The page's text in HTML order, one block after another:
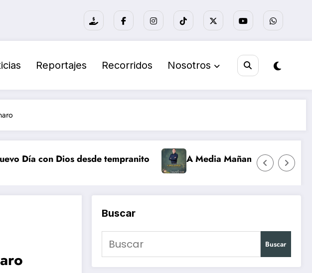
Reportajes Recorridos Nosotros
Día con Dios desde tempranito A Media Mañana Nuevo
Buscar
Buscar